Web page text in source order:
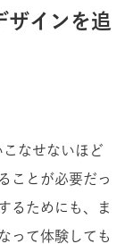
ザインを追
なせないほど
ことが必要だっ
るためにも、ま
って体験しても